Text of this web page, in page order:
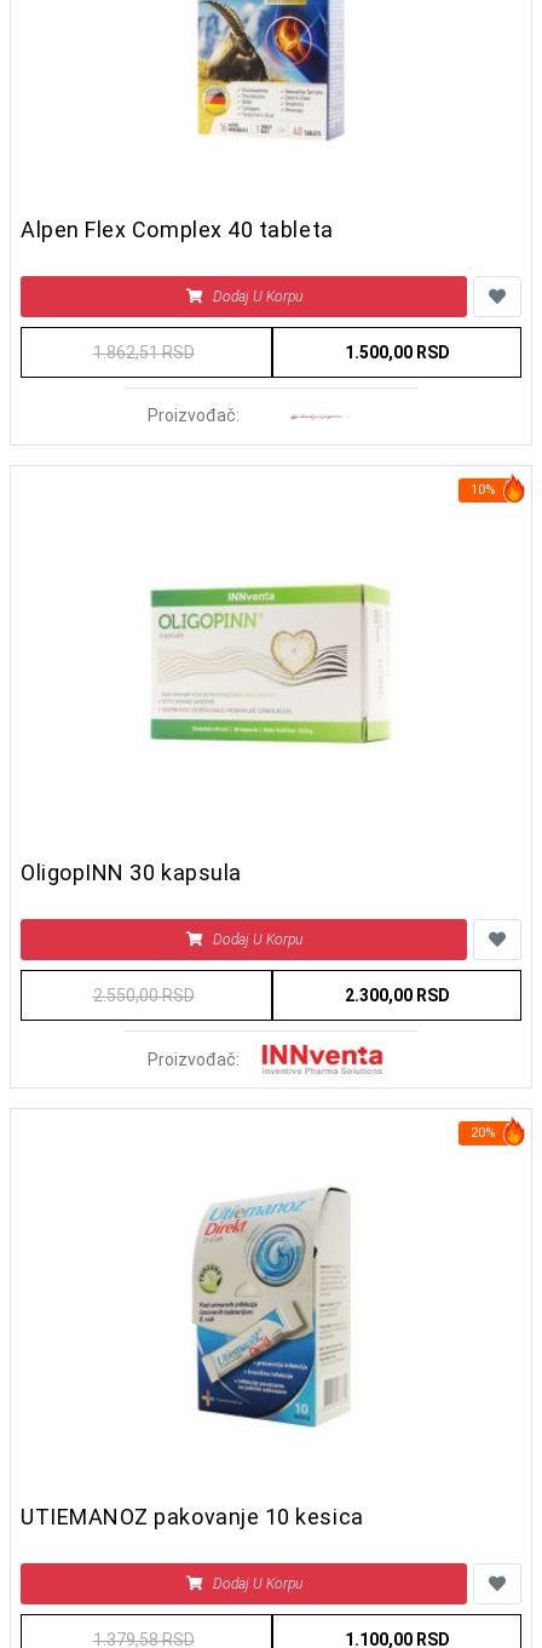
Alpen Flex Complex 40 tableta
Dodaj U Korpu
1.862,51 RSD 1.500,00 RSD
Proizvođač:
10%
OligopINN 30 kapsula
Dodaj U Korpu
2.550,00 RSD 2.300,00 RSD
Proizvođač:
20%
UTIEMANOZ pakovanje 10 kesica
Dodaj U Korpu
1.379,58 RSD 1.100,00 RSD